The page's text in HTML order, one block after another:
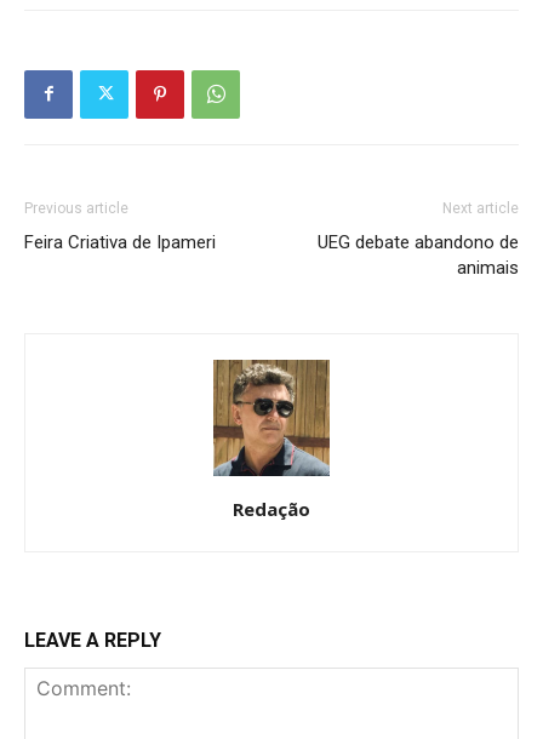
Previous article
Feira Criativa de Ipameri
Next article
UEG debate abandono de
animais
Redação
LEAVE A REPLY